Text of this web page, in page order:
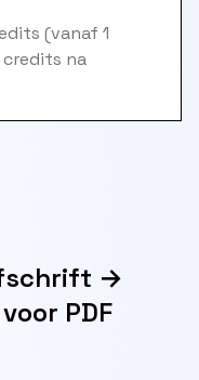
(vanaf 1
na
→
PDF